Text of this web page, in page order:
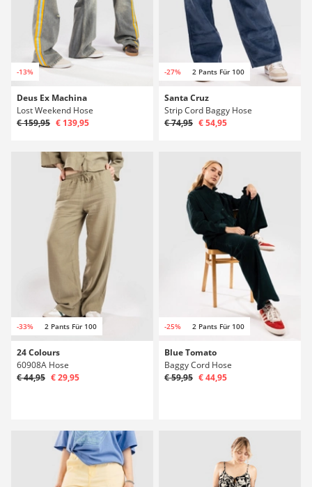
-13%
Deus Ex Machina
Lost Weekend Hose
€ 159,95 € 139,95
-27% 2 Pants Für 100
Santa Cruz
Strip Cord Baggy Hose
€ 74,95 € 54,95
-33% 2 Pants Für 100
24 Colours
60908A Hose
€ 44,95 € 29,95
-25% 2 Pants Für 100
Blue Tomato
Baggy Cord Hose
€ 59,95 € 44,95